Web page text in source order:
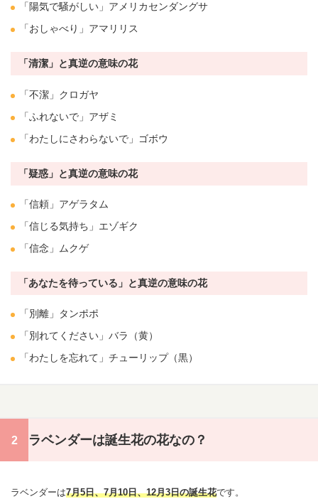
「陽気で騒がしい」アメリカセンダングサ
「おしゃべり」 アマリリス
「清潔」と真逆の意味の花
「不潔」クロガヤ
「ふれないで」 アザミ
「わたしにさわらないで」ゴボウ
「疑惑」と真逆の意味の花
「信頼」 アゲラタム
「信じる気持ち」エゾギク
「信念」
ムクゲ
「あなたを待っている」と真逆の意味の花
「別離」
タンポポ
「別れてください」 バラ
（黄）
「わたしを忘れて」 チューリップ（黒）
ラベンダーは誕生花の花なの？
ラベンダーは7月5日、7月10日、12月3日の誕生花です。